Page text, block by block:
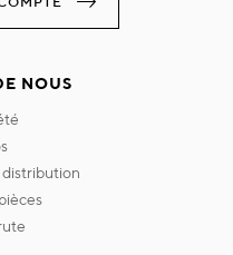
NOUS
distribution